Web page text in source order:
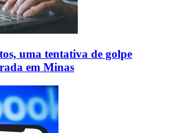
uma tentativa de golpe
em Minas